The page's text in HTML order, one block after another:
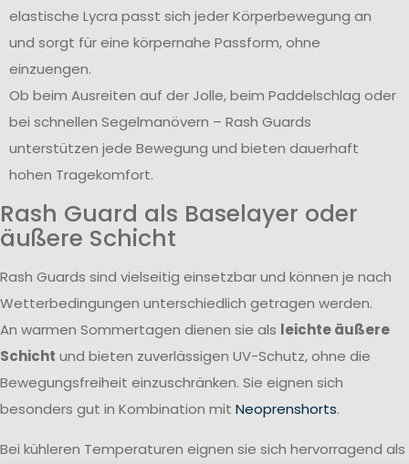
elastische Lycra passt sich jeder Körperbewegung an
und sorgt für eine körpernahe Passform, ohne
einzuengen.
Ob beim Ausreiten auf der Jolle, beim Paddelschlag oder
bei schnellen Segelmanövern – Rash Guards
unterstützen jede Bewegung und bieten dauerhaft
hohen Tragekomfort.
Rash Guard als Baselayer oder
äußere Schicht
Rash Guards sind vielseitig einsetzbar und können je nach
Wetterbedingungen unterschiedlich getragen werden.
An warmen Sommertagen dienen sie als leichte äußere
Schicht und bieten zuverlässigen UV-Schutz, ohne die
Bewegungsfreiheit einzuschränken. Sie eignen sich
besonders gut in Kombination mit Neoprenshorts.
Bei kühleren Temperaturen eignen sie sich hervorragend als